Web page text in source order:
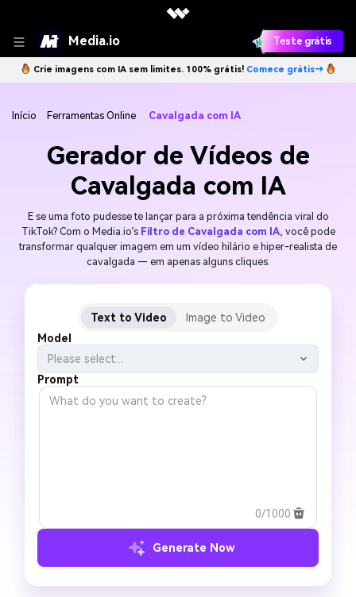
Media.io Teste grátis
Crie imagens com IA sem limites. 100% grátis! Comece grátis→
Início Ferramentas Online Cavalgada com IA
Gerador de Vídeos de
Cavalgada com IA
E se uma foto pudesse te lançar para a próxima tendência viral do
TikTok? Com o Media.io’s Filtro de Cavalgada com IA, você pode
transformar qualquer imagem em um vídeo hilário e hiper-realista de
cavalgada — em apenas alguns cliques.
Text to Video
Image to Video
Model
Please select...
Prompt
0/1000
Generate Now